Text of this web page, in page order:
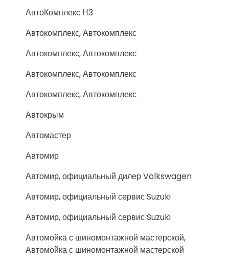
АвтоКомплекс Н3
Автокомплекс, Автокомплекс
Автокомплекс, Автокомплекс
Автокомплекс, Автокомплекс
Автокомплекс, Автокомплекс
Автокрым
Автомастер
Автомир
Автомир, официальный дилер Volkswagen
Автомир, официальный сервис Suzuki
Автомир, официальный сервис Suzuki
Автомойка с шиномонтажной мастерской,
Автомойка с шиномонтажной мастерской